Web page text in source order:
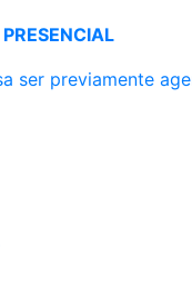
ser previamente